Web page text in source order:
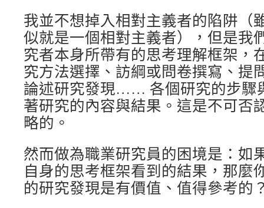
我並不想掉入相對主義者的陷阱（
似就是一個相對主義者），但是我
究者本身所帶有的思考理解框架，
究方法選擇、訪綱或問卷撰寫、提
論述研究發現…… 各個研究的步驟
著研究的內容與結果。這是不可否
略的。
然而做為職業研究員的困境是：如
自身的思考框架看到的結果，那麼
的研究發現是有價值、值得參考的